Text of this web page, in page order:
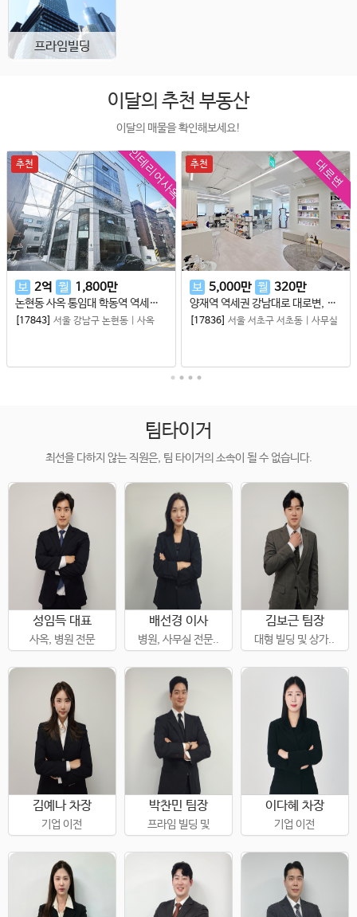
프라임빌딩
이달의 추천 부동산
이달의 매물을 확인해보세요!
인테리어사옥
추천
보 2억 월 1,800만
논현동 사옥 통임대 학동역 역세권 프라이빗한 인테리어 사옥
[17843] 서울 강남구 논현동 사옥
대로변
추천
보 5,000만 월 320만
양재역 역세권 강남대로 대로변, 서초동 화이트 인테리어 무상인수 중소형 사무실
[17836] 서울 서초구 서초동 사무실
팀타이거
최선을 다하지 않는 직원은, 팀 타이거의 소속이 될 수 없습니다.
성임득 대표
사옥, 병원 전문
배선경 이사
병원, 사무실 전문..
김보근 팀장
대형 빌딩 및 상가..
김예나 차장
기업 이전
박찬민 팀장
프라임 빌딩 및
이다혜 차장
기업 이전